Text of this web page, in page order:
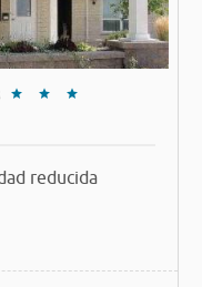
reducida